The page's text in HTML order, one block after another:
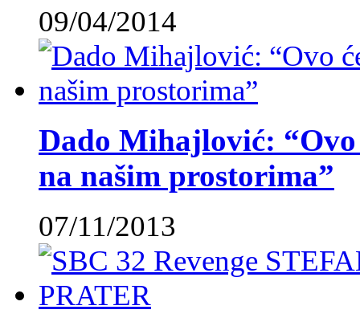
09/04/2014
Dado Mihajlović:
na našim prostorima”
07/11/2013